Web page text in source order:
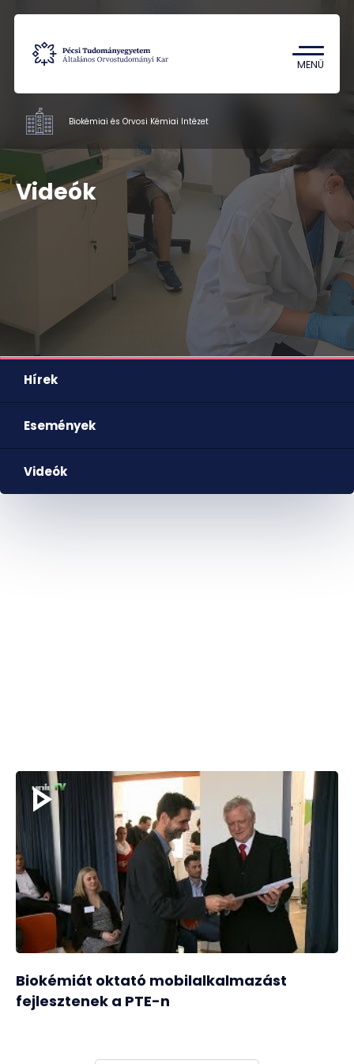
MENÜ
Tantárgykereső
Campus térkép
Intézetek
Munkatársak
Kapcsolat
HU EN DE
Biokémiai és Orvosi Kémiai Intézet
Videók
Biokémiát oktató mobilalkalmazást
fejlesztenek a PTE-n
Hírek
Események
Videók